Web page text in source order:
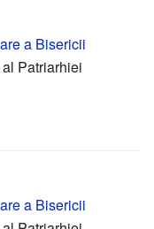
a Bisericii
Patriarhiei
a Bisericii